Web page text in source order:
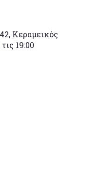
Κεραμεικός
19:00